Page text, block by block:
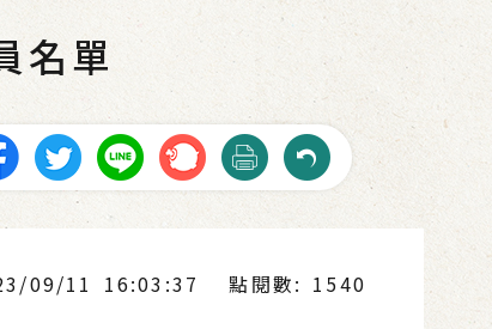
名單
09/11 16:03:37 點閱數: 1540